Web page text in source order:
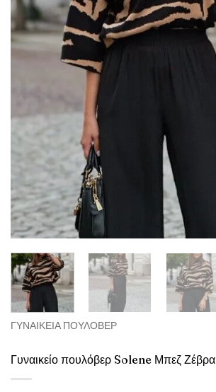
ΓΥΝΑΙΚΕΊΑ ΠΟΥΛΌΒΕΡ
Γυναικείο πουλόβερ Solene Μπεζ Ζέβρα